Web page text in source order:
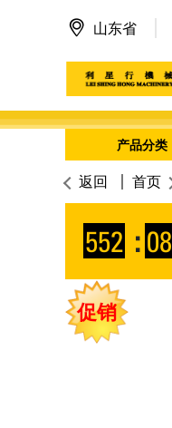
山东省
产品分类
返回 首页
552 : 08
促销